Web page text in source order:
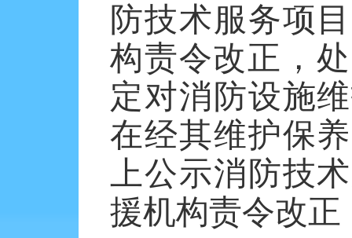
防技术服务项
构责令改正，处
定对消防设施
在经其维护保
上公示消防技
援机构责令改正